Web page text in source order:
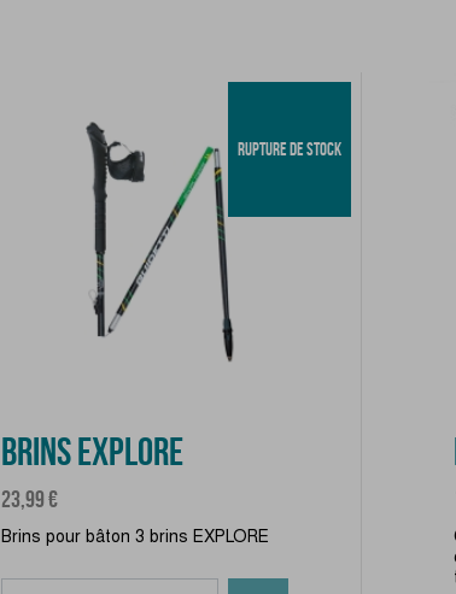
BRINS EXPLORE
Prix
23,99 €
Brins pour bâton 3 brins EXPLORE
RUPTURE DE STOCK